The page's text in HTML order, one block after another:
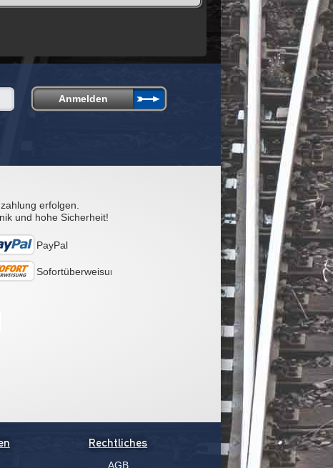
erfolgen.
und hohe Sicherheit!
PayPal
Sofortüberweisung
Rechtliches
AGB